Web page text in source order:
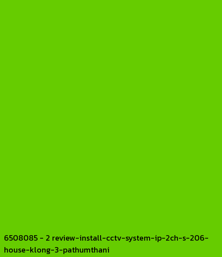
6508085 - 2 review-install-cctv-system-ip-2ch-s-206-
house-klong-3-pathumthani